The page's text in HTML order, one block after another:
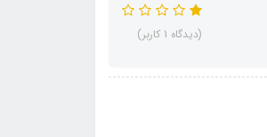
(دیدگاه 1 کاربر)